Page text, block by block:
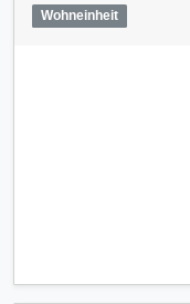
Wohneinheit